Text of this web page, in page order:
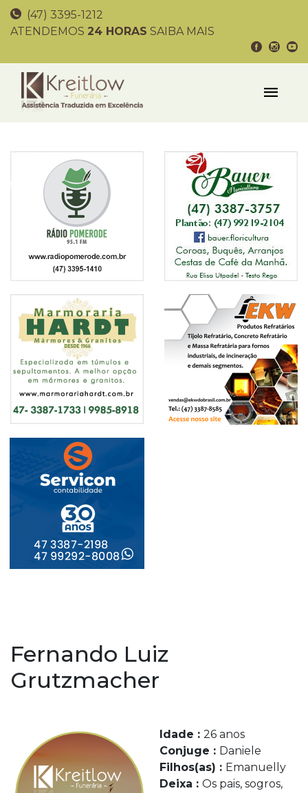
(47) 3395-1212
ATENDEMOS 24 HORAS SAIBA MAIS
Fernando Luiz
Grutzmacher
Idade : 26 anos
Conjuge : Daniele
Filhos(as) : Emanuelly
Deixa : Os pais, sogros,